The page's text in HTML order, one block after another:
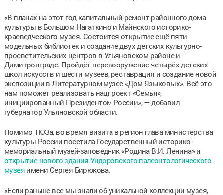
«В планах на этот год капитальный ремонт районного дома
культуры в Большом Нагаткино и Майнского историко-
краеведческого музея. Состоится открытие ещё пяти
модельных библиотек и создание двух детских культурно-
просветительских центров в Ульяновском районе и
Димитровграде. Пройдёт перевооружение четырёх детских
школ искусств и шести музеев, реставрация и создание новой
экспозиции в Литературном музее «Дом Языковых». Всё это
нам поможет реализовать нацпроект «Семья»,
инициированный Президентом России», — добавил
губернатор Ульяновской области.
Помимо ТЮЗа, во время визита в регион глава министерства
культуры России посетила Государственный историко-
мемориальный музей-заповедник «Родина В.И. Ленина» и
открытие нового здания Ундоровского палеонтологического
музеяимени Сергея Бирюкова.
«Если раньше все мы знали об уникальной коллекции музея,